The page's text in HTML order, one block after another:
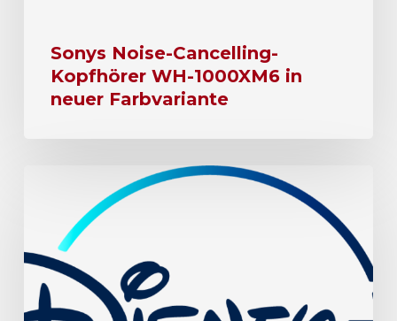
Sonys Noise-Cancelling-
Kopfhörer WH-1000XM6 in
neuer Farbvariante